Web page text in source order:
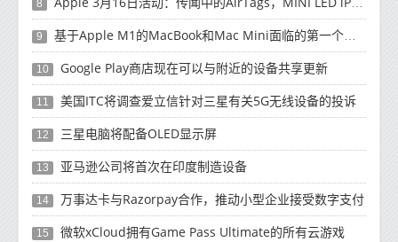
8
9 基于Apple M1的MacBook和Mac Mini面临的第一个恶意软件
10 Google Play商店现在可以与附近的设备共享更新
11 美国ITC将调查爱立信针对三星有关5G无线设备的投诉
12 三星电脑将配备OLED显示屏
13 亚马逊公司将首次在印度制造设备
14 万事达卡与Razorpay合作，推动小型企业接受数字支付
15 微软xCloud拥有Game Pass Ultimate的所有云游戏